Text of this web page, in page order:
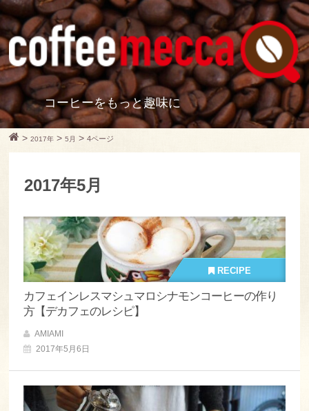
コーヒーをもっと趣味に
>2017年 >5月 >4ページ
2017年5月
RECIPE
カフェインレスマシュマロシナモンコーヒーの作り
方【デカフェのレシピ】
AMIAMI
2017年5月6日